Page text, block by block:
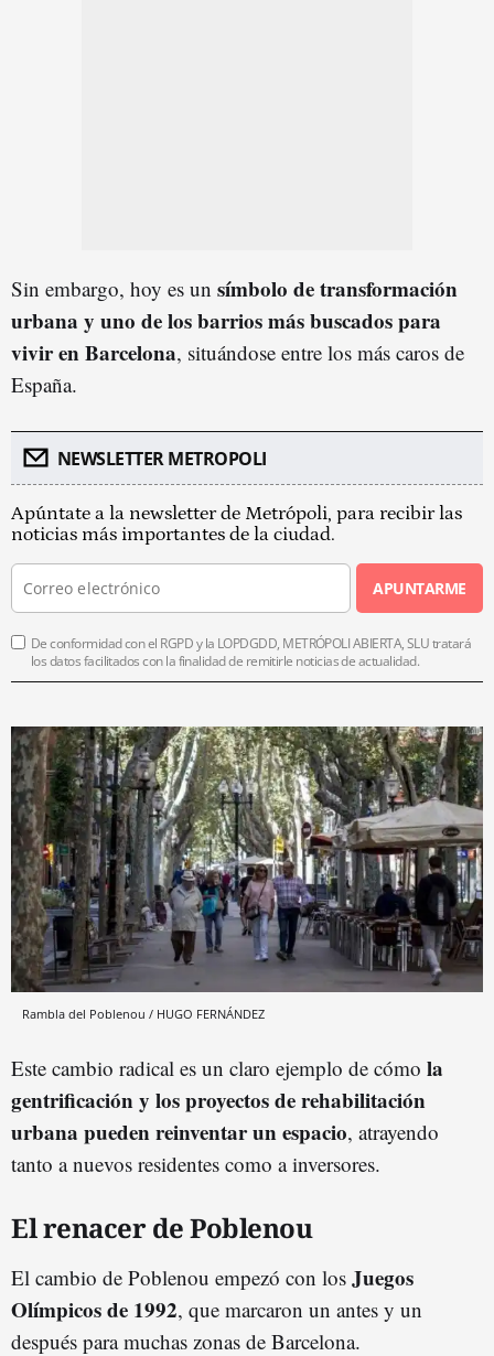
Sin embargo, hoy es un símbolo de transformación
urbana y uno de los barrios más buscados para
vivir en Barcelona, situándose entre los más caros de
España.
NEWSLETTER METROPOLI
Apúntate a la newsletter de Metrópoli, para recibir las
noticias más importantes de la ciudad.
APUNTARME
De conformidad con el RGPD y la LOPDGDD, METRÓPOLI ABIERTA, SLU tratará
los datos facilitados con la finalidad de remitirle noticias de actualidad.
Rambla del Poblenou / HUGO FERNÁNDEZ
Este cambio radical es un claro ejemplo de cómo la
gentrificación y los proyectos de rehabilitación
urbana pueden reinventar un espacio, atrayendo
tanto a nuevos residentes como a inversores.
El renacer de Poblenou
El cambio de Poblenou empezó con los Juegos
Olímpicos de 1992, que marcaron un antes y un
después para muchas zonas de Barcelona.